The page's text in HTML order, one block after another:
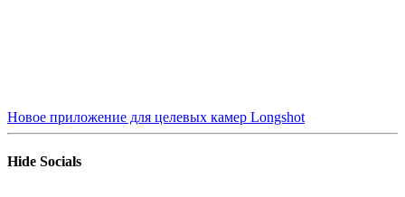
Новое приложение для целевых камер Longshot
Hide Socials